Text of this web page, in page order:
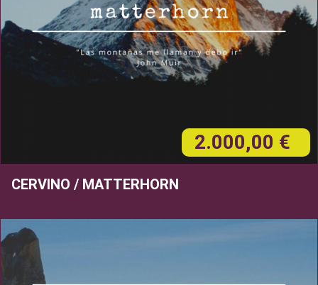
2.000,00 €
CERVINO / MATTERHORN